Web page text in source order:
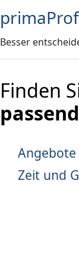
Besser
Finden
Zeit und